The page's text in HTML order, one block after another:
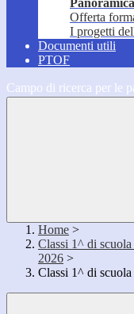
Panoramica
Offerta
I progetti
Documenti utili
PTOF
Campo di ricerca per le
Home >
Classi 1^ di
2026 >
Classi 1^ di